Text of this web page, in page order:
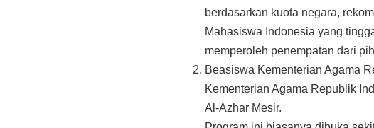
berdasarkan kuota negara,
Mahasiswa Indonesia yang
memperoleh penempatan dari
Beasiswa Kementerian Agama
Kementerian Agama Republik
Al-Azhar Mesir.